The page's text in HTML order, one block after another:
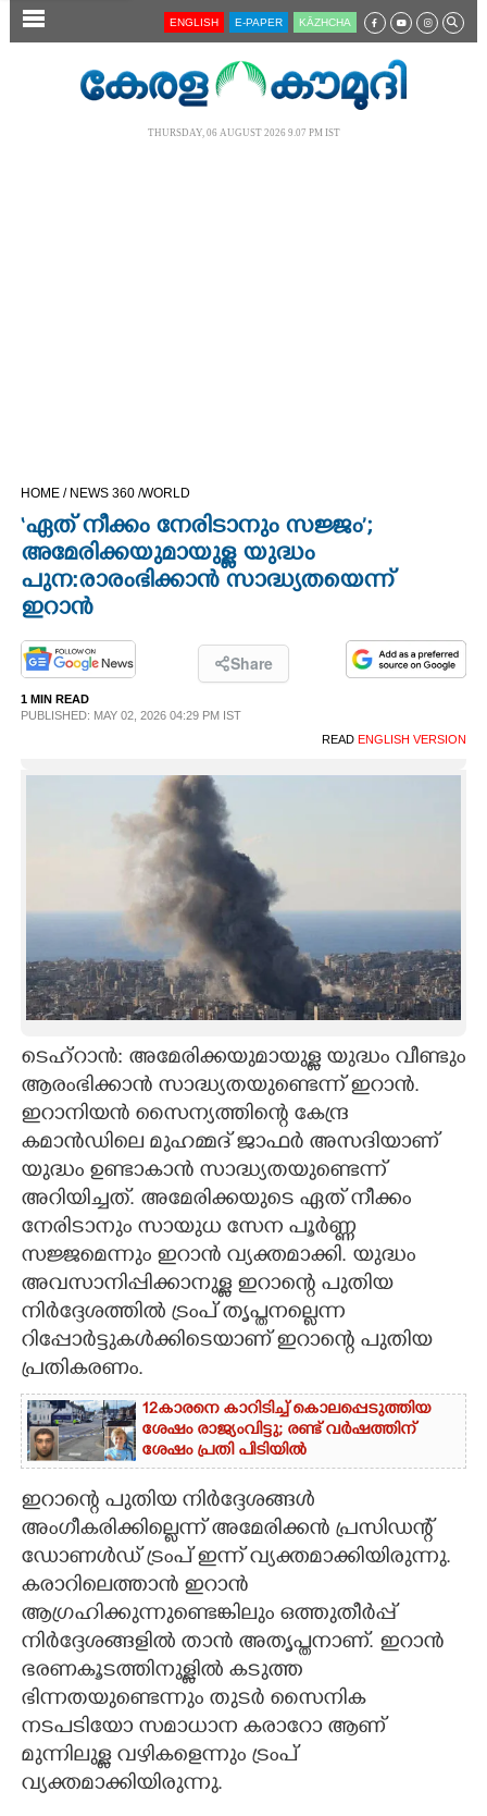
SECTIONS
OPINION
LIFESTYLE
CARTOONS
LITERATURE
ZOOM
CONTACT US
ENGLISH E-PAPER KĀZHCHA
THURSDAY, 06 AUGUST 2026 9.07 PM IST
HOME / NEWS 360 /WORLD
‘ഏത് നീക്കം നേരിടാനും സജ്ജം’;
അമേരിക്കയുമായുള്ള യുദ്ധം
പുന:രാരംഭിക്കാൻ സാദ്ധ്യതയെന്ന്
ഇറാന്‍
Share
1 MIN READ
PUBLISHED: MAY 02, 2026 04:29 PM IST
READ ENGLISH VERSION
ടെഹ്റാൻ: അമേരിക്കയുമായുള്ള യുദ്ധം വീണ്ടും
ആരംഭിക്കാന്‍ സാദ്ധ്യതയുണ്ടെന്ന് ഇറാന്‍.
ഇറാനിയന്‍ സൈന്യത്തിന്റെ കേന്ദ്ര
കമാന്‍ഡിലെ മുഹമ്മദ് ജാഫര്‍ അസദിയാണ്
യുദ്ധം ഉണ്ടാകാന്‍ സാദ്ധ്യതയുണ്ടെന്ന്
അറിയിച്ചത്. അമേരിക്കയുടെ ഏത് നീക്കം
നേരിടാനും സായുധ സേന പൂര്‍ണ്ണ
സജ്ജമെന്നും ഇറാന്‍ വ്യക്തമാക്കി. യുദ്ധം
അവസാനിപ്പിക്കാനുള്ള ഇറാന്റെ പുതിയ
നിര്‍ദ്ദേശത്തില്‍ ട്രംപ് തൃപ്തനല്ലെന്ന
റിപ്പോര്‍ട്ടുകള്‍ക്കിടെയാണ് ഇറാന്റെ പുതിയ
പ്രതികരണം.
12കാരനെ കാറിടിച്ച് കൊലപ്പെടുത്തിയ
ശേഷം രാജ്യംവിട്ടു; രണ്ട് വർഷത്തിന്
ശേഷം പ്രതി പിടിയിൽ
ഇറാന്റെ പുതിയ നിര്‍ദ്ദേശങ്ങള്‍
അംഗീകരിക്കില്ലെന്ന് അമേരിക്കന്‍ പ്രസിഡന്റ്
ഡോണള്‍ഡ് ട്രംപ് ഇന്ന് വ്യക്തമാക്കിയിരുന്നു.
കരാറിലെത്താന്‍ ഇറാന്‍
ആഗ്രഹിക്കുന്നുണ്ടെങ്കിലും ഒത്തുതീര്‍പ്പ്
നിര്‍ദ്ദേശങ്ങളില്‍ താന്‍ അതൃപ്തനാണ്. ഇറാന്‍
ഭരണകൂടത്തിനുള്ളില്‍ കടുത്ത
ഭിന്നതയുണ്ടെന്നും തുടര്‍ സൈനിക
നടപടിയോ സമാധാന കരാറോ ആണ്
മുന്നിലുള്ള വഴികളെന്നും ട്രംപ്
വ്യക്തമാക്കിയിരുന്നു.